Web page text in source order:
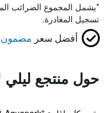
*يشمل المجموع الضرائب
تسجيل المغادرة.
أفضل سعر مضمون
حول منتجع